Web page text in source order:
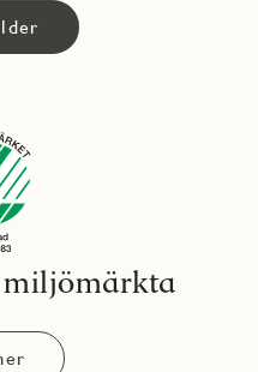
miljömärkta